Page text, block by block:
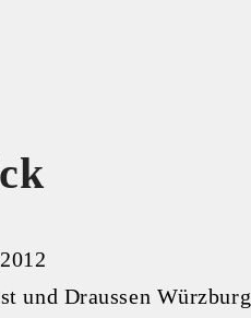
und Draussen Würzburg